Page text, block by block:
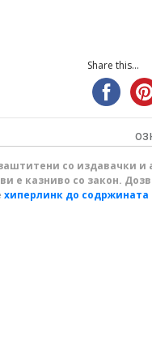
Share this...
со издавачки и
е казниво со закон.
хиперлинк до содржината